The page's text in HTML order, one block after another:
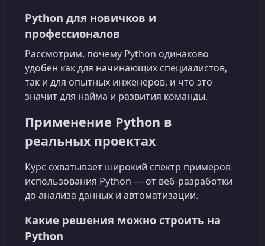
Python для новичков и
профессионалов
Рассмотрим, почему Python одинаково
удобен как для начинающих специалистов,
так и для опытных инженеров, и что это
значит для найма и развития команды.
Применение Python в
реальных проектах
Курс охватывает широкий спектр примеров
использования Python — от веб-разработки
до анализа данных и автоматизации.
Какие решения можно строить на
Python